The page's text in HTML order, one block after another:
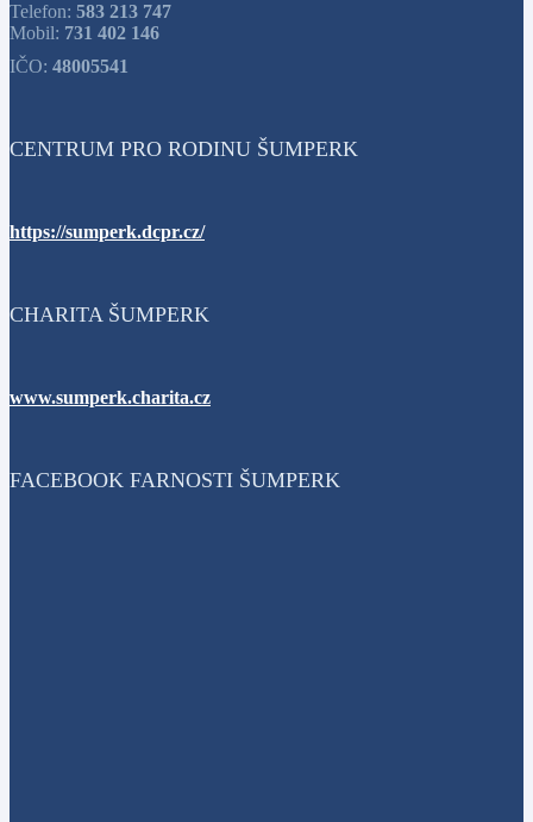
Telefon: 583 213 747
Mobil: 731 402 146
IČO: 48005541
CENTRUM PRO RODINU ŠUMPERK
https://sumperk.dcpr.cz/
CHARITA ŠUMPERK
www.sumperk.charita.cz
FACEBOOK FARNOSTI ŠUMPERK